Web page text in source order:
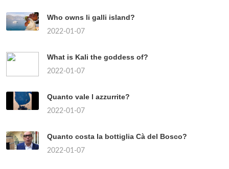
Who owns li galli island?
2022-01-07
What is Kali the goddess of?
2022-01-07
Quanto vale l azzurrite?
2022-01-07
Quanto costa la bottiglia Cà del Bosco?
2022-01-07